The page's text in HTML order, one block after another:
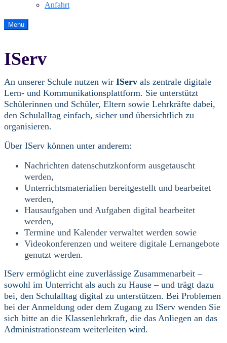
Anfahrt
Menu
IServ
An unserer Schule nutzen wir IServ als zentrale digitale
Lern- und Kommunikationsplattform. Sie unterstützt
Schülerinnen und Schüler, Eltern sowie Lehrkräfte dabei,
den Schulalltag einfach, sicher und übersichtlich zu
organisieren.
Über IServ können unter anderem:
Nachrichten datenschutzkonform ausgetauscht
werden,
Unterrichtsmaterialien bereitgestellt und bearbeitet
werden,
Hausaufgaben und Aufgaben digital bearbeitet
werden,
Termine und Kalender verwaltet werden sowie
Videokonferenzen und weitere digitale Lernangebote
genutzt werden.
IServ ermöglicht eine zuverlässige Zusammenarbeit –
sowohl im Unterricht als auch zu Hause – und trägt dazu
bei, den Schulalltag digital zu unterstützen. Bei Problemen
bei der Anmeldung oder dem Zugang zu IServ wenden Sie
sich bitte an die Klassenlehrkraft, die das Anliegen an das
Administrationsteam weiterleiten wird.